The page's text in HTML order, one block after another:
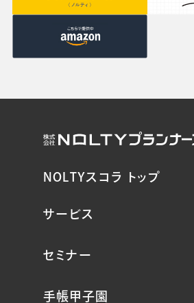
NOLTYスコラ トップ
サービス
セミナー
手帳甲子園